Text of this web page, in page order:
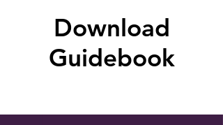
Download
Guidebook